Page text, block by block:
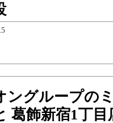
ングループの
葛飾新宿1丁